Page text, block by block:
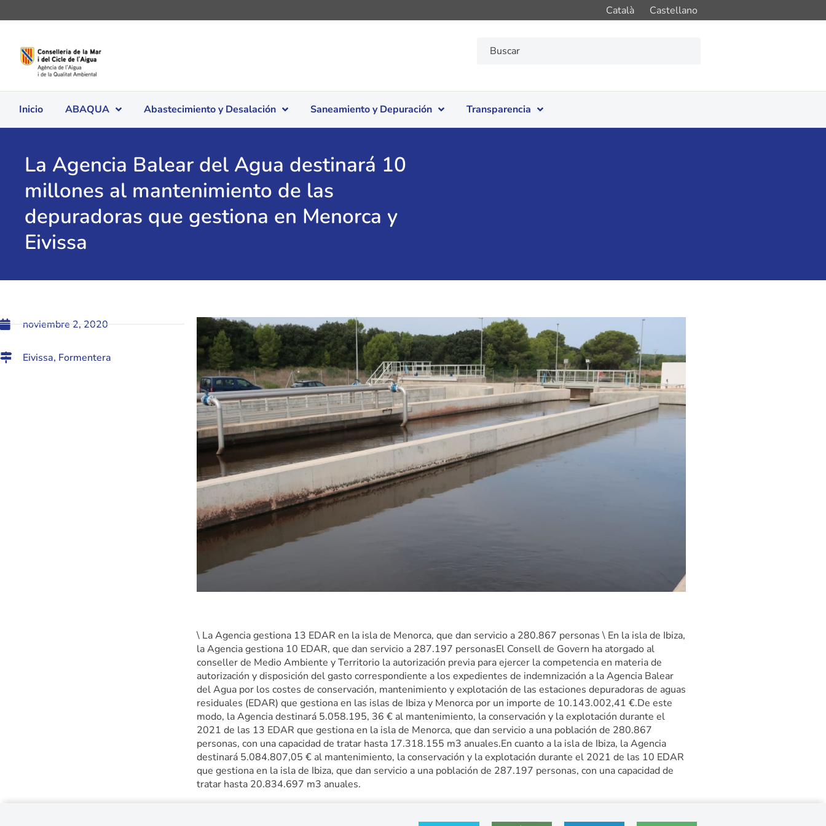
Català Castellano
Inicio ABAQUA Abastecimiento y Desalación Saneamiento y Depuración Transparencia
La Agencia Balear del Agua destinará 10
millones al mantenimiento de las
depuradoras que gestiona en Menorca y
Eivissa
noviembre 2, 2020
Eivissa, Formentera
\ La Agencia gestiona 13 EDAR en la isla de Menorca, que dan servicio a 280.867 personas \ En la isla de Ibiza,
la Agencia gestiona 10 EDAR, que dan servicio a 287.197 personasEl Consell de Govern ha atorgado al
conseller de Medio Ambiente y Territorio la autorización previa para ejercer la competencia en materia de
autorización y disposición del gasto correspondiente a los expedientes de indemnización a la Agencia Balear
del Agua por los costes de conservación, mantenimiento y explotación de las estaciones depuradoras de aguas
residuales (EDAR) que gestiona en las islas de Ibiza y Menorca por un importe de 10.143.002,41 €.De este
modo, la Agencia destinará 5.058.195, 36 € al mantenimiento, la conservación y la explotación durante el
2021 de las 13 EDAR que gestiona en la isla de Menorca, que dan servicio a una población de 280.867
personas, con una capacidad de tratar hasta 17.318.155 m3 anuales.En cuanto a la isla de Ibiza, la Agencia
destinará 5.084.807,05 € al mantenimiento, la conservación y la explotación durante el 2021 de las 10 EDAR
que gestiona en la isla de Ibiza, que dan servicio a una población de 287.197 personas, con una capacidad de
tratar hasta 20.834.697 m3 anuales.